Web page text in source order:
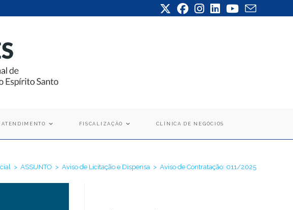
ATENDIMENTO FISCALIZAÇÃO CLÍNICA DE NEGÓCIOS
> ASSUNTO > Aviso de Licitação e Dispensa > Aviso de Contratação: 011/2025